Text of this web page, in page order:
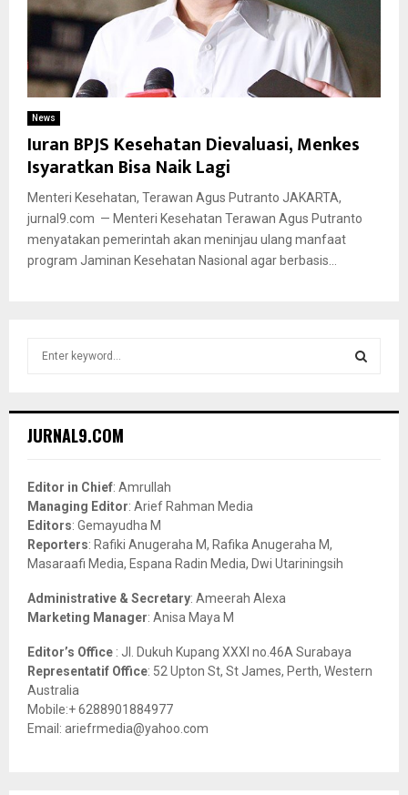
News
Iuran BPJS Kesehatan Dievaluasi, Menkes
Isyaratkan Bisa Naik Lagi
Menteri Kesehatan, Terawan Agus Putranto JAKARTA,
jurnal9.com — Menteri Kesehatan Terawan Agus Putranto
menyatakan pemerintah akan meninjau ulang manfaat
program Jaminan Kesehatan Nasional agar berbasis...
h
o
r
:
JURNAL9.COM
Editor in Chief: Amrullah
Managing Editor: Arief Rahman Media
Editors: Gemayudha M
Reporters: Rafiki Anugeraha M, Rafika Anugeraha M,
Masaraafi Media, Espana Radin Media, Dwi Utariningsih
Administrative & Secretary: Ameerah Alexa
Marketing Manager: Anisa Maya M
Editor’s Office : Jl. Dukuh Kupang XXXI no.46A Surabaya
Representatif Office: 52 Upton St, St James, Perth, Western
Australia
Mobile:+ 6288901884977
Email: ariefrmedia@yahoo.com